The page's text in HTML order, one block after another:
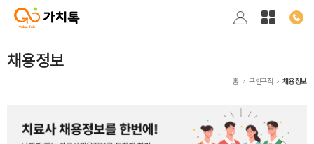
채용정보
홈 구인구직 채용정보